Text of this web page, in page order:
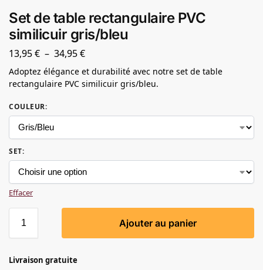
Set de table rectangulaire PVC
similicuir gris/bleu
13,95€ – 34,95€
Adoptez élégance et durabilité avec notre set de table
rectangulaire PVC similicuir gris/bleu.
COULEUR:
SET:
Effacer
Ajouter au panier
Livraison gratuite